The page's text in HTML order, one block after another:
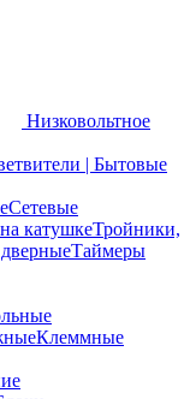
Низковольтное
| Бытовые
Сетевые
катушкеТройники,
Таймеры
Клеммные